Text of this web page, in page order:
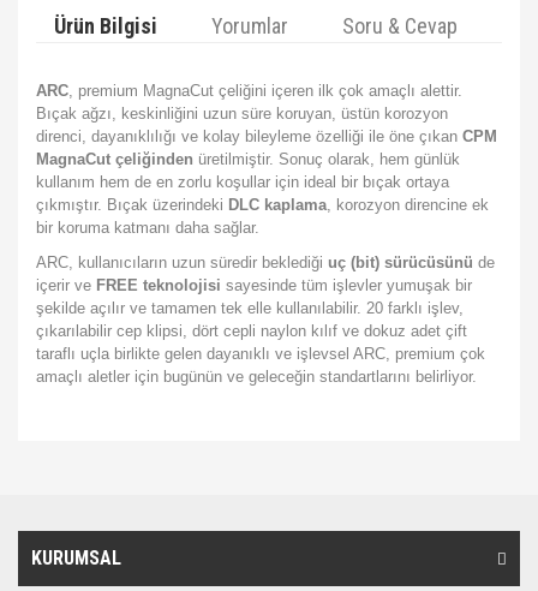
Ürün Bilgisi Yorumlar Soru & Cevap
ARC, premium MagnaCut çeliğini içeren ilk çok amaçlı alettir.
Bıçak ağzı, keskinliğini uzun süre koruyan, üstün korozyon
direnci, dayanıklılığı ve kolay bileyleme özelliği ile öne çıkan CPM
MagnaCut çeliğinden üretilmiştir. Sonuç olarak, hem günlük
kullanım hem de en zorlu koşullar için ideal bir bıçak ortaya
çıkmıştır. Bıçak üzerindeki DLC kaplama, korozyon direncine ek
bir koruma katmanı daha sağlar.
ARC, kullanıcıların uzun süredir beklediği uç (bit) sürücüsünü de
içerir ve FREE teknolojisi sayesinde tüm işlevler yumuşak bir
şekilde açılır ve tamamen tek elle kullanılabilir. 20 farklı işlev,
çıkarılabilir cep klipsi, dört cepli naylon kılıf ve dokuz adet çift
taraflı uçla birlikte gelen dayanıklı ve işlevsel ARC, premium çok
amaçlı aletler için bugünün ve geleceğin standartlarını belirliyor.
KURUMSAL